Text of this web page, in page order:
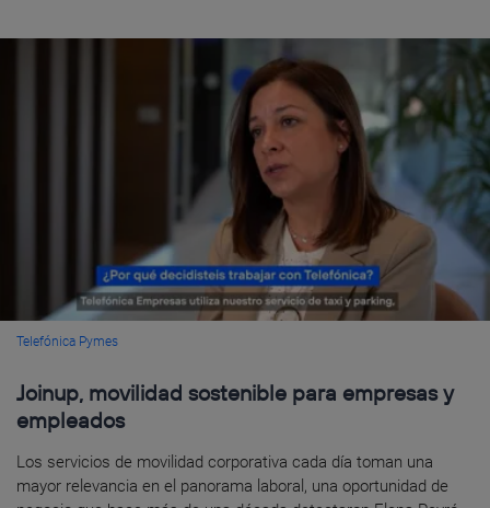
Telefónica Pymes
Joinup, movilidad sostenible para empresas y
empleados
Los servicios de movilidad corporativa cada día toman una
mayor relevancia en el panorama laboral, una oportunidad de